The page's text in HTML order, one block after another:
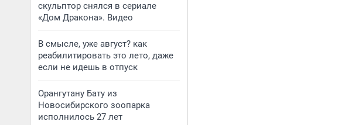
скульптор снялся в сериале
«Дом Дракона». Видео
В смысле, уже август? как
реабилитировать это лето, даже
если не идешь в отпуск
Орангутану Бату из
Новосибирского зоопарка
исполнилось 27 лет